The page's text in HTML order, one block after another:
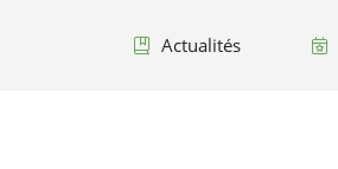
Actualités